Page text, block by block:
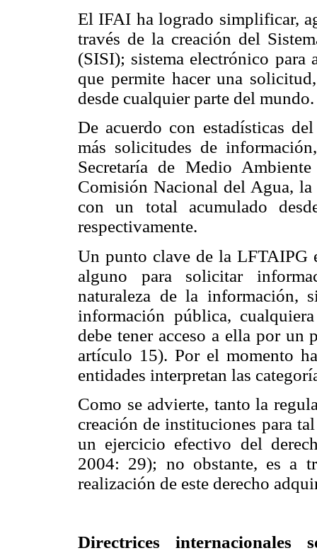
El IFAI ha logrado simplificar,
través de la creación del
(SISI); sistema electrónico
que permite hacer una
desde cualquier parte del mundo.
De acuerdo con estadísticas
más solicitudes de
Secretaría de Medio
Comisión Nacional del Agua,
con un total acumulado
respectivamente.
Un punto clave de la LFTAIPG
alguno para solicitar
naturaleza de la información,
información pública,
debe tener acceso a ella por un
artículo 15). Por el momento
entidades interpretan las
Como se advierte, tanto la
creación de instituciones para
un ejercicio efectivo del
2004: 29); no obstante, es a
realización de este derecho
Directrices internacionales